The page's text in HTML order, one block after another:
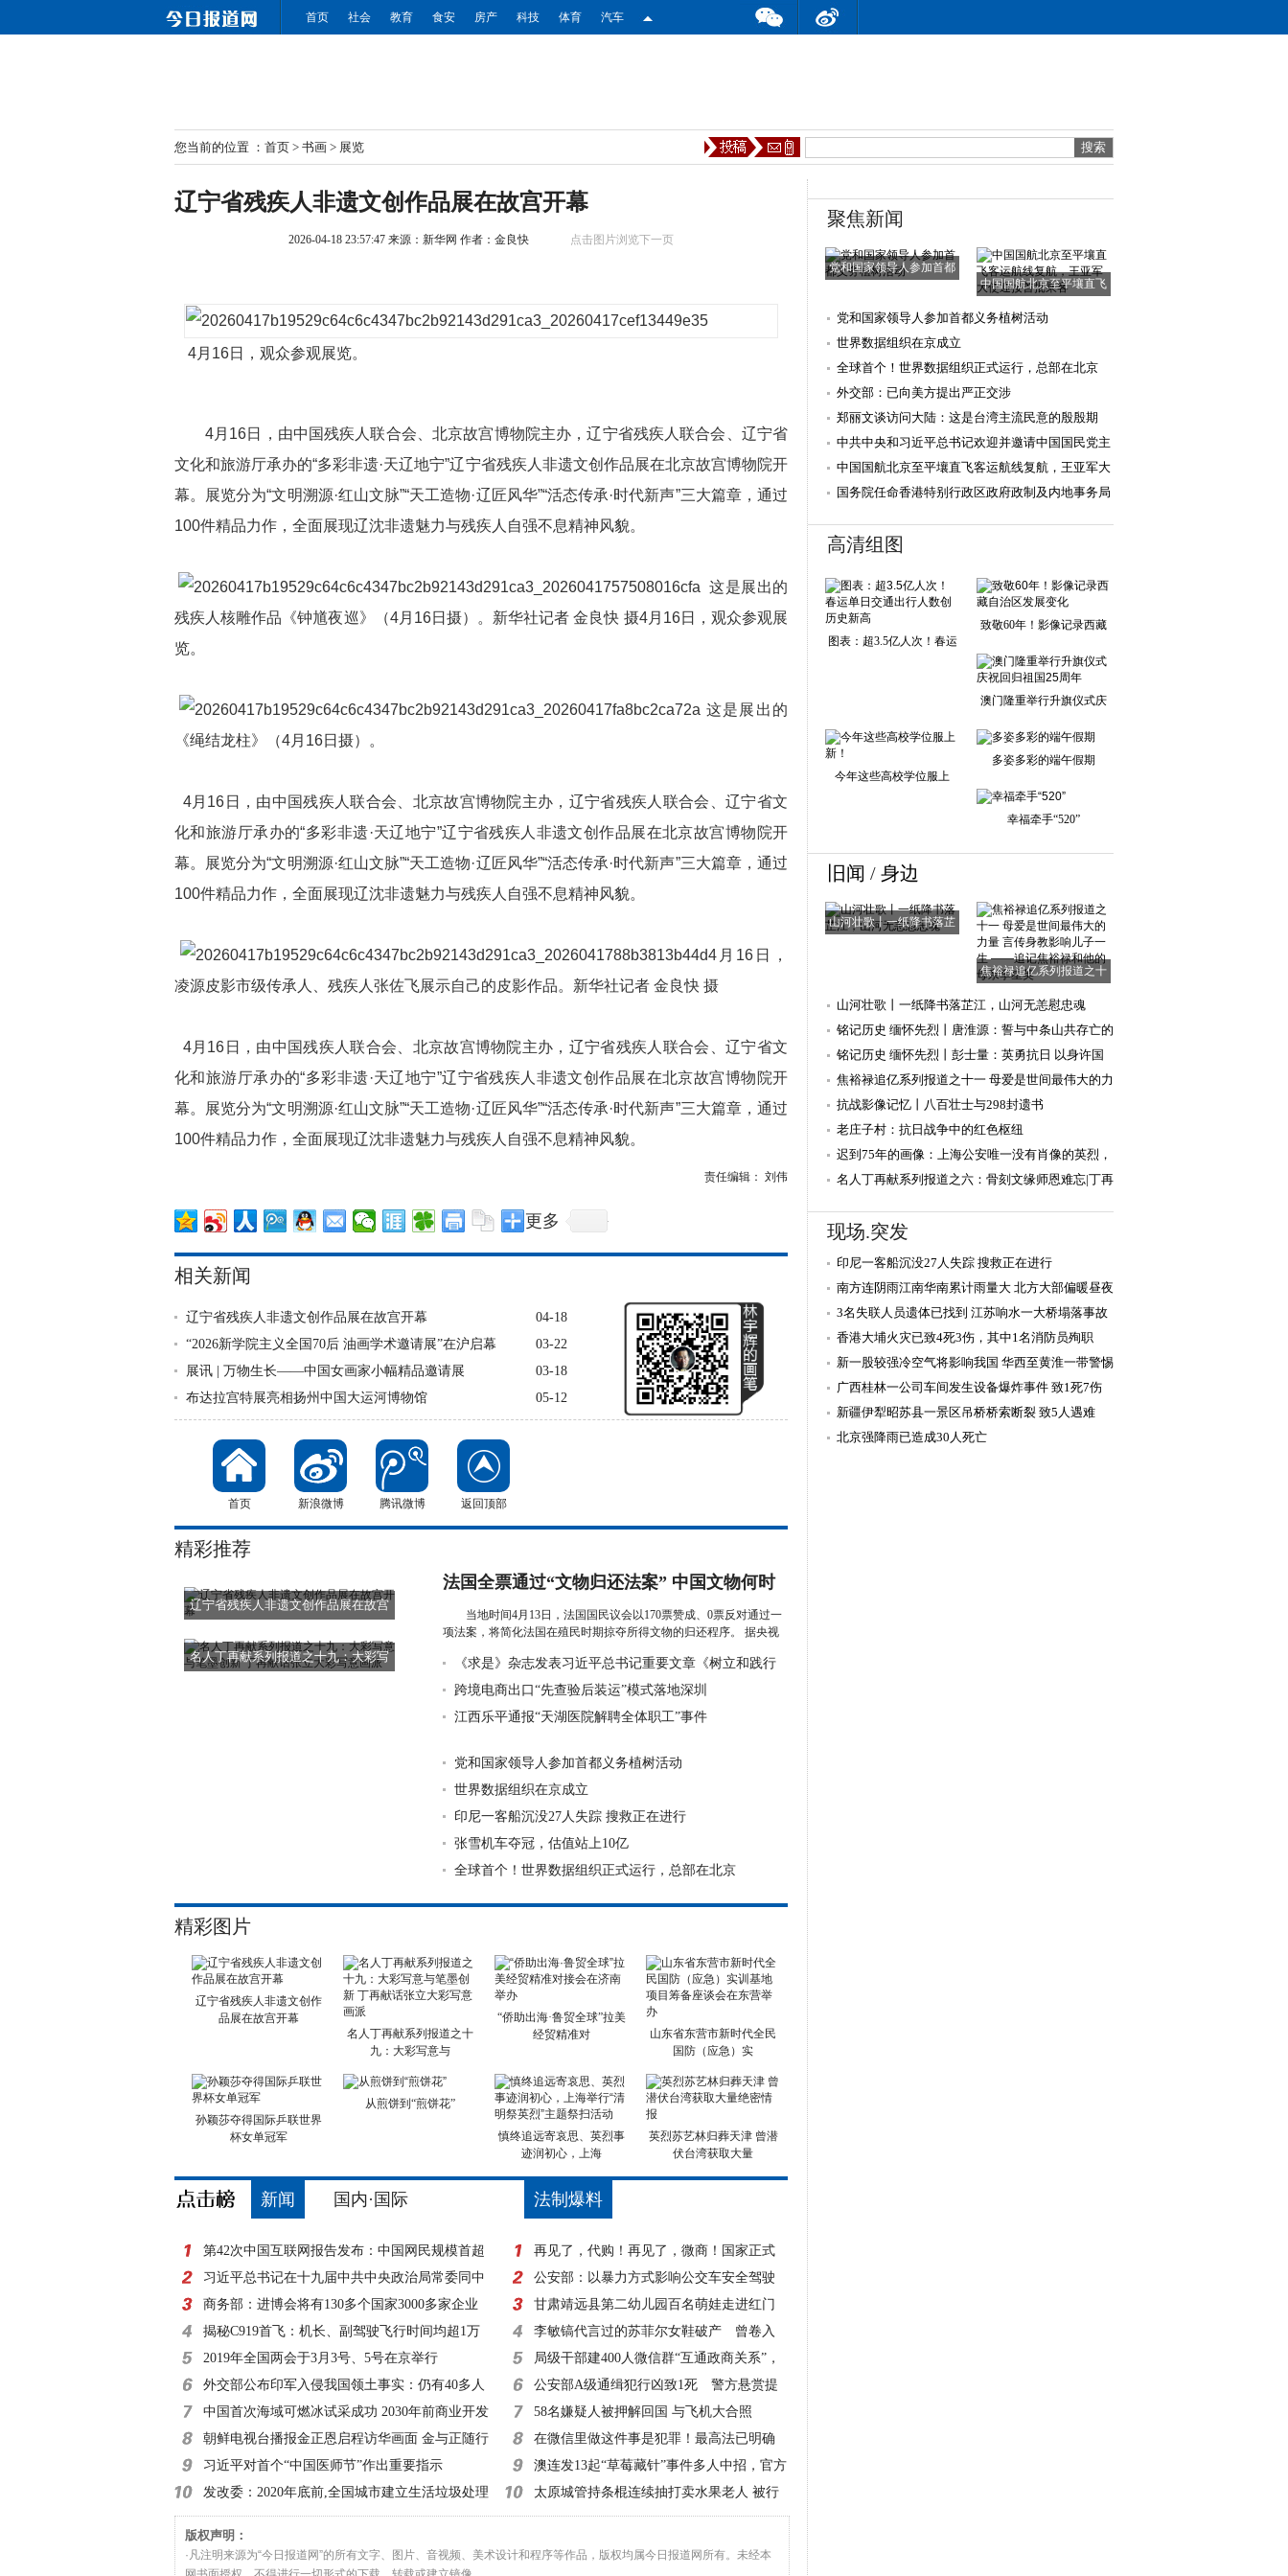
首页 社会 教育 食安 房产 科技 体育 汽车
您当前的位置 ： 首页 > 书画 > 展览
辽宁省残疾人非遗文创作品展在故宫开幕
2026-04-18 23:57:47 来源： 新华网 作者：金良快 点击图片浏览下一页
4月16日，观众参观展览。
4月16日，由中国残疾人联合会、北京故宫博物院主办，辽宁省残疾人联合会、辽宁省
文化和旅游厅承办的“多彩非遗·天辽地宁”辽宁省残疾人非遗文创作品展在北京故宫博物院开
幕。展览分为“文明溯源·红山文脉”“天工造物·辽匠风华”“活态传承·时代新声”三大篇章，通过
100件精品力作，全面展现辽沈非遗魅力与残疾人自强不息精神风貌。
这是展出的
残疾人核雕作品《钟馗夜巡》（4月16日摄）。新华社记者 金良快 摄4月16日，观众参观展
览。
这是展出的
《绳结龙柱》（4月16日摄）。
4月16日，由中国残疾人联合会、北京故宫博物院主办，辽宁省残疾人联合会、辽宁省文
化和旅游厅承办的“多彩非遗·天辽地宁”辽宁省残疾人非遗文创作品展在北京故宫博物院开
幕。展览分为“文明溯源·红山文脉”“天工造物·辽匠风华”“活态传承·时代新声”三大篇章，通过
100件精品力作，全面展现辽沈非遗魅力与残疾人自强不息精神风貌。
4月16日，
凌源皮影市级传承人、残疾人张佐飞展示自己的皮影作品。新华社记者 金良快 摄
4月16日，由中国残疾人联合会、北京故宫博物院主办，辽宁省残疾人联合会、辽宁省文
化和旅游厅承办的“多彩非遗·天辽地宁”辽宁省残疾人非遗文创作品展在北京故宫博物院开
幕。展览分为“文明溯源·红山文脉”“天工造物·辽匠风华”“活态传承·时代新声”三大篇章，通过
100件精品力作，全面展现辽沈非遗魅力与残疾人自强不息精神风貌。
责任编辑： 刘伟
更多
相关新闻
04-18
辽宁省残疾人非遗文创作品展在故宫开幕
03-22
“2026新学院主义全国70后 油画学术邀请展”在沪启幕
03-18
展讯 | 万物生长——中国女画家小幅精品邀请展
05-12
布达拉宫特展亮相扬州中国大运河博物馆
首页 新浪微博 腾讯微博 返回顶部
精彩推荐
辽宁省残疾人非遗文创作品展在故宫
名人丁再献系列报道之十九：大彩写
法国全票通过“文物归还法案” 中国文物何时
回家？
当地时间4月13日，法国国民议会以170票赞成、0票反对通过一
项法案，将简化法国在殖民时期掠夺所得文物的归还程序。 据央视
《求是》杂志发表习近平总书记重要文章《树立和践行
正确政绩观
跨境电商出口“先查验后装运”模式落地深圳
江西乐平通报“天湖医院解聘全体职工”事件
党和国家领导人参加首都义务植树活动
世界数据组织在京成立
印尼一客船沉没27人失踪 搜救正在进行
张雪机车夺冠，估值站上10亿
全球首个！世界数据组织正式运行，总部在北京
精彩图片
辽宁省残疾人非遗文创作
品展在故宫开幕
名人丁再献系列报道之十
九：大彩写意与
“侨助出海·鲁贸全球”拉美
经贸精准对
山东省东营市新时代全民
国防（应急）实
孙颖莎夺得国际乒联世界
杯女单冠军
从煎饼到“煎饼花”
慎终追远寄哀思、英烈事
迹润初心，上海
英烈苏艺林归葬天津 曾潜
伏台湾获取大量
新闻 国内·国际
第42次中国互联网报告发布：中国网民规模首超
8亿
习近平总书记在十九届中共中央政治局常委同中
外记者见面时的讲
商务部：进博会将有130多个国家3000多家企业
参展
揭秘C919首飞：机长、副驾驶飞行时间均超1万
小时
2019年全国两会于3月3号、5号在京举行
外交部公布印军入侵我国领土事实：仍有40多人
滞留
中国首次海域可燃冰试采成功 2030年前商业开发
朝鲜电视台播报金正恩启程访华画面 金与正随行
习近平对首个“中国医师节”作出重要指示
发改委：2020年底前,全国城市建立生活垃圾处理
收费制度
法制爆料
再见了，代购！再见了，微商！国家正式
出手，1月1日起实施！
公安部：以暴力方式影响公交车安全驾驶
一律立案侦查
甘肃靖远县第二幼儿园百名萌娃走进红门
零距离体验消防
李敏镐代言过的苏菲尔女鞋破产 曾卷入
超50起诉讼
局级干部建400人微信群“互通政商关系”，
该查！
公安部A级通缉犯行凶致1死 警方悬赏提
高至20万元！
58名嫌疑人被押解回国 与飞机大合照
在微信里做这件事是犯罪！最高法已明确
澳连发13起“草莓藏针”事件多人中招，官方
建议：切碎再吃
太原城管持条棍连续抽打卖水果老人 被行
拘10日
版权声明：
·凡注明来源为“今日报道网”的所有文字、图片、音视频、美术设计和程序等作品，版权均属今日报道网所有。未经本
聚焦新闻
党和国家领导人参加首都
中国国航北京至平壤直飞
党和国家领导人参加首都义务植树活动
世界数据组织在京成立
全球首个！世界数据组织正式运行，总部在北京
外交部：已向美方提出严正交涉
郑丽文谈访问大陆：这是台湾主流民意的殷殷期
盼，两岸不是终需
中共中央和习近平总书记欢迎并邀请中国国民党主
席郑丽文率团来
中国国航北京至平壤直飞客运航线复航，王亚军大
使迎接首批乘客
国务院任命香港特别行政区政府政制及内地事务局
高清组图
图表：超3.5亿人次！春运
致敬60年！影像记录西藏
自治区发展变化
澳门隆重举行升旗仪式庆
祝回归祖国25周
今年这些高校学位服上
多姿多彩的端午假期
幸福牵手“520”
旧闻 / 身边
山河壮歌丨一纸降书落芷
焦裕禄追亿系列报道之十
山河壮歌丨一纸降书落芷江，山河无恙慰忠魂
铭记历史 缅怀先烈丨唐淮源：誓与中条山共存亡的
抗日英烈
铭记历史 缅怀先烈丨彭士量：英勇抗日 以身许国
焦裕禄追亿系列报道之十一 母爱是世间最伟大的力
量 言传身教
抗战影像记忆丨八百壮士与298封遗书
老庄子村：抗日战争中的红色枢纽
迟到75年的画像：上海公安唯一没有肖像的英烈，
重现年轻模样
名人丁再献系列报道之六：骨刻文缘师恩难忘|丁再
现场.突发
印尼一客船沉没27人失踪 搜救正在进行
南方连阴雨江南华南累计雨量大 北方大部偏暖昼夜
温差显著
3名失联人员遗体已找到 江苏响水一大桥塌落事故
造成5人死亡
香港大埔火灾已致4死3伤，其中1名消防员殉职
新一股较强冷空气将影响我国 华西至黄淮一带警惕
持续降雨致灾
广西桂林一公司车间发生设备爆炸事件 致1死7伤
新疆伊犁昭苏县一景区吊桥桥索断裂 致5人遇难
北京强降雨已造成30人死亡